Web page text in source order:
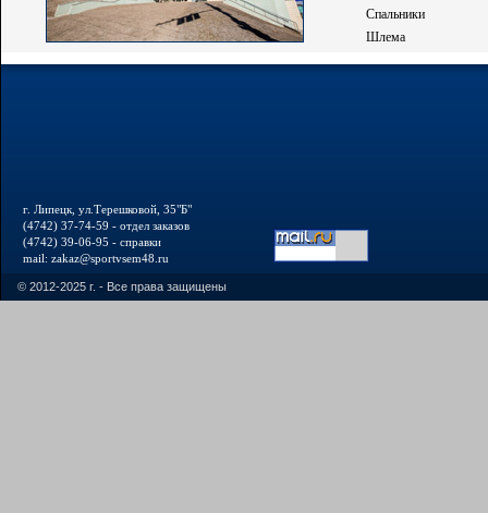
Спальники
Шлема
г. Липецк, ул.Терешковой, 35"Б"
(4742) 37-74-59 - отдел заказов
(4742) 39-06-95 - справки
mail: zakaz@sportvsem48.ru
© 2012-2025 г. - Все права защищены